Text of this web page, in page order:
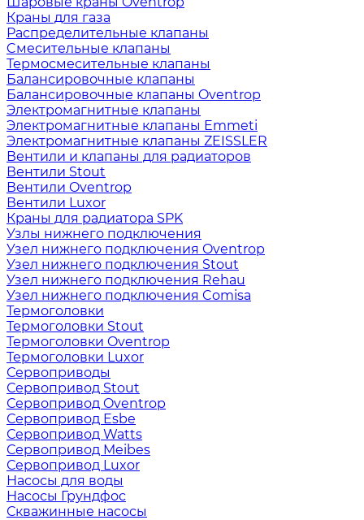
Краны для газа
Распределительные клапаны
Cмесительные клапаны
Термосмесительные клапаны
Балансировочные клапаны
Балансировочные клапаны Oventrop
Электромагнитные клапаны
Электромагнитные клапаны Emmeti
Электромагнитные клапаны ZEISSLER
Вентили и клапаны для радиаторов
Вентили Stout
Вентили Oventrop
Вентили Luxor
Краны для радиатора SPK
Узлы нижнего подключения
Узел нижнего подключения Oventrop
Узел нижнего подключения Stout
Узел нижнего подключения Rehau
Узел нижнего подключения Comisa
Термоголовки
Термоголовки Stout
Термоголовки Oventrop
Термоголовки Luxor
Сервоприводы
Сервопривод Stout
Сервопривод Oventrop
Сервопривод Esbe
Сервопривод Watts
Сервопривод Meibes
Сервопривод Luxor
Насосы для воды
Насосы Грундфос
Скважинные насосы